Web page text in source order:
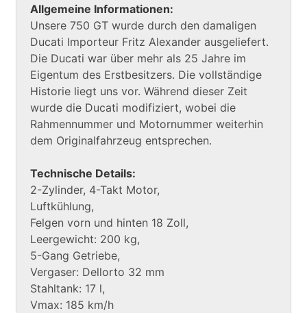
Allgemeine Informationen:
Unsere 750 GT wurde durch den damaligen
Ducati Importeur Fritz Alexander ausgeliefert.
Die Ducati war über mehr als 25 Jahre im
Eigentum des Erstbesitzers. Die vollständige
Historie liegt uns vor. Während dieser Zeit
wurde die Ducati modifiziert, wobei die
Rahmennummer und Motornummer weiterhin
dem Originalfahrzeug entsprechen.
Technische Details:
2-Zylinder, 4-Takt Motor,
Luftkühlung,
Felgen vorn und hinten 18 Zoll,
Leergewicht: 200 kg,
5-Gang Getriebe,
Vergaser: Dellorto 32 mm
Stahltank: 17 l,
Vmax: 185 km/h